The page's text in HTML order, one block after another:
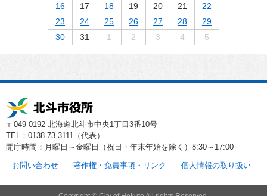
16
17 18 19 20 21
22
23
24 25 26 27 28
29
30
31 1 2 3 4 5
〒049-0192 北海道北斗市中央1丁目3番10号
TEL：0138-73-3111（代表）
開庁時間：月曜日～金曜日（祝日・年末年始を除く）8:30～17:00
お問い合わせ 著作権・免責事項・リンク 個人情報の取り扱い